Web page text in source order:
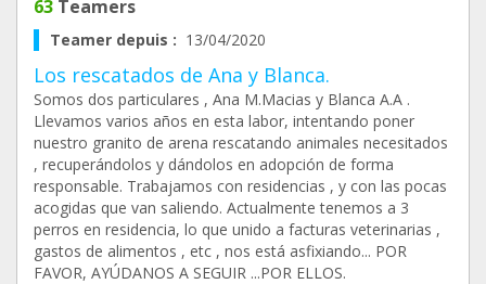
63 Teamers
Teamer depuis : 13/04/2020
Los rescatados de Ana y Blanca.
Somos dos particulares , Ana M.Macias y Blanca A.A .
Llevamos varios años en esta labor, intentando poner
nuestro granito de arena rescatando animales necesitados
, recuperándolos y dándolos en adopción de forma
responsable. Trabajamos con residencias , y con las pocas
acogidas que van saliendo. Actualmente tenemos a 3
perros en residencia, lo que unido a facturas veterinarias ,
gastos de alimentos , etc , nos está asfixiando... POR
FAVOR, AYÚDANOS A SEGUIR ...POR ELLOS.